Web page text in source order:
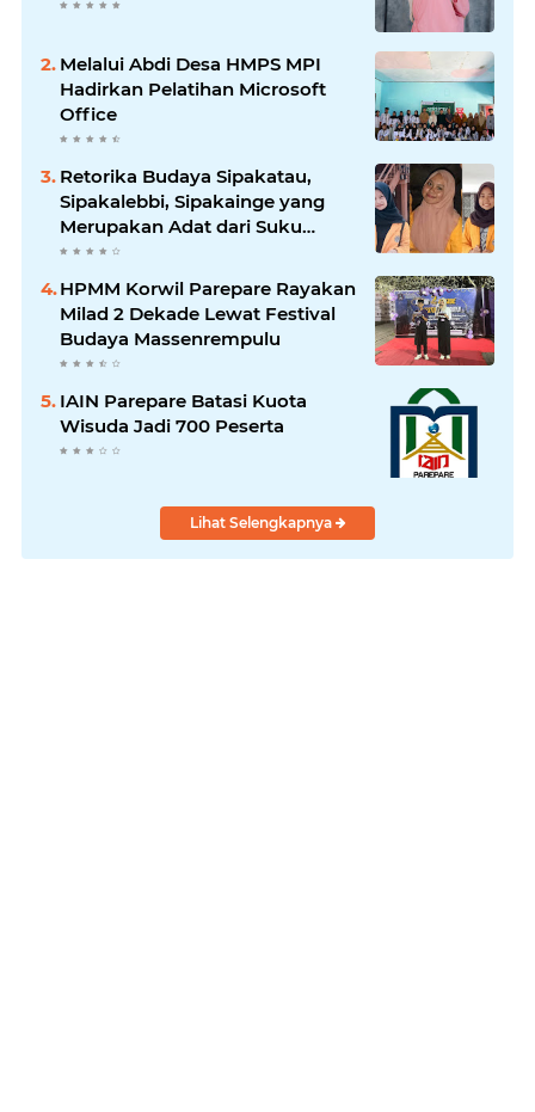
Melalui Abdi Desa HMPS MPI
Hadirkan Pelatihan Microsoft
Office
Retorika Budaya Sipakatau,
Sipakalebbi, Sipakainge yang
Merupakan Adat dari Suku
Bugis
HPMM Korwil Parepare Rayakan
Milad 2 Dekade Lewat Festival
Budaya Massenrempulu
IAIN Parepare Batasi Kuota
Wisuda Jadi 700 Peserta
Lihat Selengkapnya